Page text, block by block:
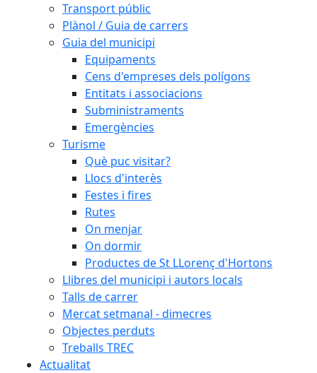
Transport públic
Plànol / Guia de carrers
Guia del municipi
Equipaments
Cens d'empreses dels polígons
Entitats i associacions
Subministraments
Emergències
Turisme
Què puc visitar?
Llocs d'interès
Festes i fires
Rutes
On menjar
On dormir
Productes de St LLorenç d'Hortons
Llibres del municipi i autors locals
Talls de carrer
Mercat setmanal - dimecres
Objectes perduts
Treballs TREC
Actualitat